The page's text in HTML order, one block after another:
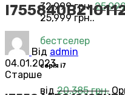
32,999 грн..
25,999 грн..
бестселер
серія i7
від 20,385грн.
Від admin
04.01.2023
Старше